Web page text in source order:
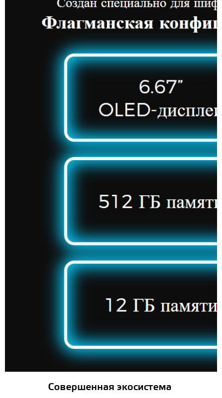
Совершенная экосистема